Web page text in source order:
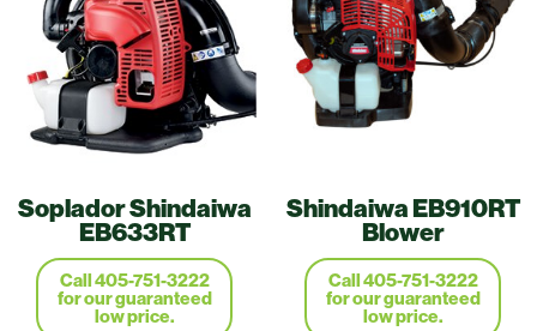
Soplador Shindaiwa
EB633RT
Call 405-751-3222
for our guaranteed
low price.
Shindaiwa EB910RT
Blower
Call 405-751-3222
for our guaranteed
low price.